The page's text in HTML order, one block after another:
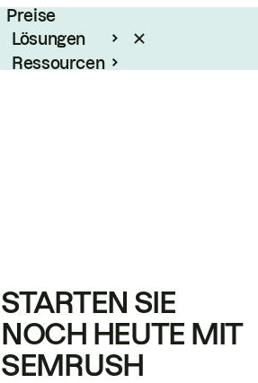
Preise
Lösungen
Ressourcen
STARTEN SIE
NOCH HEUTE MIT
SEMRUSH